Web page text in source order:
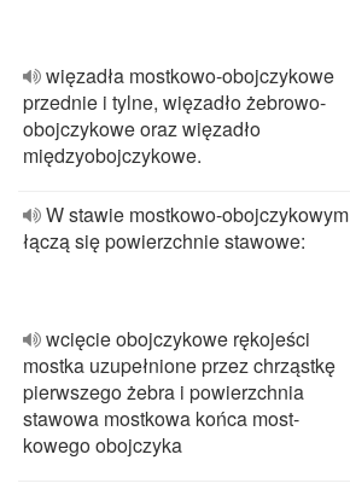
więzadła mostkowo-obojczykowe
przednie i tylne, więzadło żebrowo-
obojczykowe oraz więzadło
międzyobojczykowe.
W stawie mostkowo-obojczykowym
łączą się powierzchnie stawowe:
wcięcie obojczykowe rękojeści
mostka uzupełnione przez chrząstkę
pierwszego żebra i powierzchnia
stawowa mostkowa końca most-
kowego obojczyka